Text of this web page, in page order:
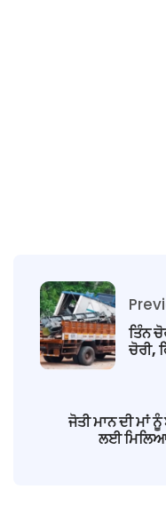
ਤਿੰਨ
ਚੋਰੀ,
ਜੋਤੀ ਮਾਨ ਦੀ ਮਾਂ
ਲਈ ਮਿਲਿਆ